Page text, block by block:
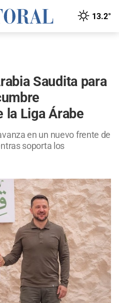
13.2°
Saudita para
la Liga Árabe
en un nuevo frente de
soporta los